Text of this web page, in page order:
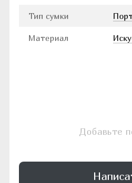
Тип сумки
Материал
Добавьте